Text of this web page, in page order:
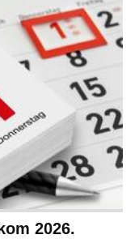
2026.